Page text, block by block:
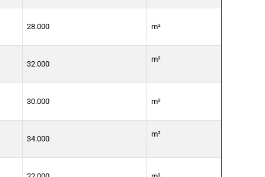
28.000 m²
32.000
m²
30.000 m²
34.000
m²